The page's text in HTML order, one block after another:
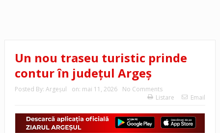
Un nou traseu turistic prinde
contur în județul Argeș
Posted By: Argeşul on: mai 11, 2026
No Comments
Listare
Email